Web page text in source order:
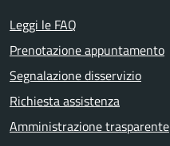
Leggi le FAQ
Prenotazione appuntamento
Segnalazione disservizio
Richiesta assistenza
Amministrazione trasparente